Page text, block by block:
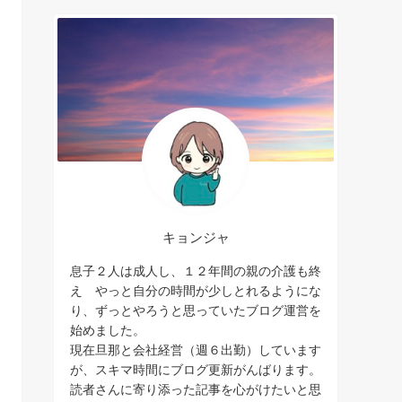
キョンジャ
息子２人は成人し、１２年間の親の介護も終
え やっと自分の時間が少しとれるようにな
り、ずっとやろうと思っていたブログ運営を
始めました。
現在旦那と会社経営（週６出勤）しています
が、スキマ時間にブログ更新がんばります。
読者さんに寄り添った記事を心がけたいと思